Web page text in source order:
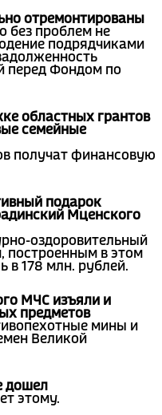
отремонтированы
без проблем не
подрядчиками
перед Фондом по
областных грантов
семейные
получат финансовую
подарок
Мценского
оздоровительный
построенным в этом
в 178 млн. рублей.
МЧС изъяли и
предметов
мины и
Великой
дошел
этому.